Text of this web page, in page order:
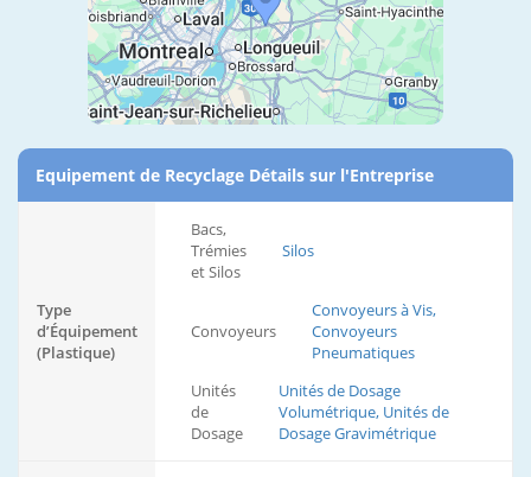
Equipement de Recyclage Détails sur l'Entreprise
Type
d’Équipement
(Plastique)
Bacs,
Trémies
et Silos
Silos
Convoyeurs
Convoyeurs à Vis,
Convoyeurs
Pneumatiques
Unités
de
Dosage
Unités de Dosage
Volumétrique, Unités de
Dosage Gravimétrique